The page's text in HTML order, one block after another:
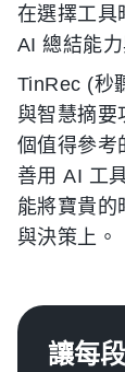
在選擇工具
AI 總結能
TinRec (秒
與智慧摘要
個值得參考
善用 AI 工
能將寶貴的
與決策上。
讓每